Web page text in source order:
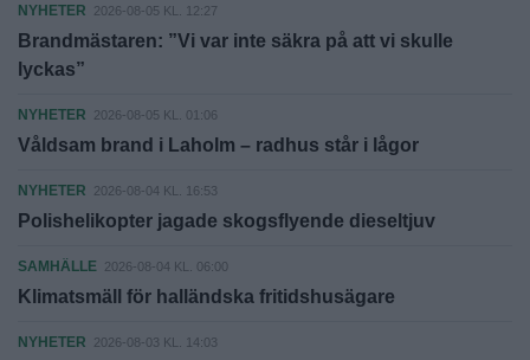
NYHETER 2026-08-05 KL. 12:27
Brandmästaren: ”Vi var inte säkra på att vi skulle
lyckas”
NYHETER 2026-08-05 KL. 01:06
Våldsam brand i Laholm – radhus står i lågor
NYHETER 2026-08-04 KL. 16:53
Polishelikopter jagade skogsflyende dieseltjuv
SAMHÄLLE 2026-08-04 KL. 06:00
Klimatsmäll för halländska fritidshusägare
NYHETER 2026-08-03 KL. 14:03